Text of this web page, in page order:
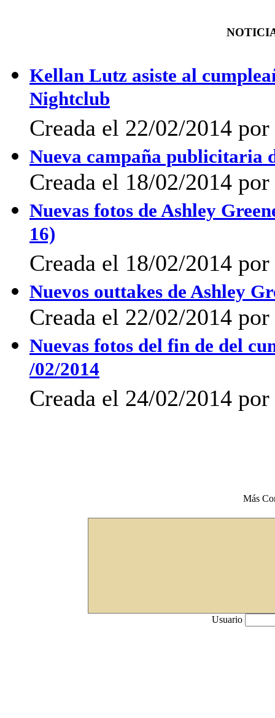
Kellan Lutz asiste al
Nightclub
Creada el 22/02/2014
Nueva campaña publicitaria
Creada el 18/02/2014
Nuevas fotos de Ashley
16)
Creada el 18/02/2014
Nuevos outtakes de Ashley
Creada el 22/02/2014
Nuevas fotos del fin de del
/02/2014
Creada el 24/02/2014
Más
Usuario